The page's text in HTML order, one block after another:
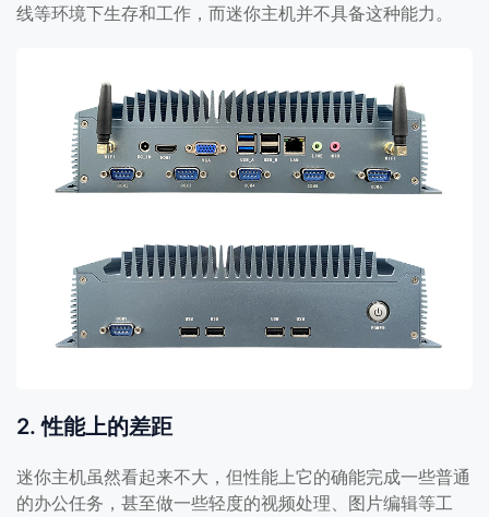
线等环境下生存和工作，而迷你主机并不具备这种能力。
2. 性能上的差距
迷你主机虽然看起来不大，但性能上它的确能完成一些普通
的办公任务，甚至做一些轻度的视频处理、图片编辑等工